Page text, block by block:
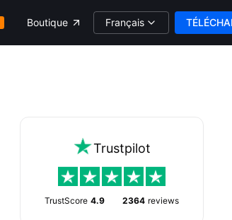
Boutique Français
Trustpilot
TrustScore 4.9 2364 reviews